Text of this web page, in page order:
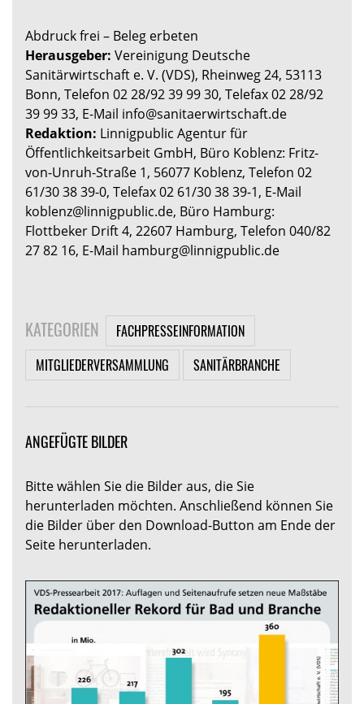
Abdruck frei – Beleg erbeten
Herausgeber: Vereinigung Deutsche
Sanitärwirtschaft e. V. (VDS), Rheinweg 24, 53113
Bonn, Telefon 02 28/92 39 99 30, Telefax 02 28/92
39 99 33, E-Mail info@sanitaerwirtschaft.de
Redaktion: Linnigpublic Agentur für
Öffentlichkeitsarbeit GmbH, Büro Koblenz: Fritz-
von-Unruh-Straße 1, 56077 Koblenz, Telefon 02
61/30 38 39-0, Telefax 02 61/30 38 39-1, E-Mail
koblenz@linnigpublic.de, Büro Hamburg:
Flottbeker Drift 4, 22607 Hamburg, Telefon 040/82
27 82 16, E-Mail hamburg@linnigpublic.de
KATEGORIEN
FACHPRESSEINFORMATION
MITGLIEDERVERSAMMLUNG
SANITÄRBRANCHE
ANGEFÜGTE BILDER
Bitte wählen Sie die Bilder aus, die Sie
herunterladen möchten. Anschließend können Sie
die Bilder über den Download-Button am Ende der
Seite herunterladen.